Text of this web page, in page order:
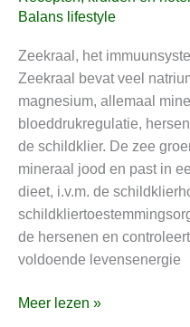
Balans lifestyle
Zeekraal, het
Zeekraal bevat veel
magnesium, allemaal
bloeddrukregulatie,
de schildklier. De zee
mineraal jood en past in
dieet, i.v.m. de
de hersenen en
voldoende levensenergie
van
oceaan,
past
in
een
broodvrij
dieet
vanwege
de
jodium
Meer lezen »